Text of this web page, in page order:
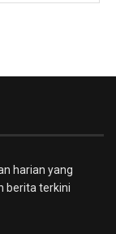
harian yang
berita terkini